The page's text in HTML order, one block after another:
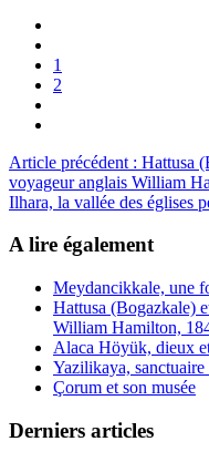
1
2
Article précédent : Hattusa
voyageur anglais William
Ilhara, la vallée des églises
A lire également
Meydancikkale, une
Hattusa (Bogazkale)
William Hamilton,
Alaca Höyük, dieux
Yazilikaya,
Çorum et son musée
Derniers articles